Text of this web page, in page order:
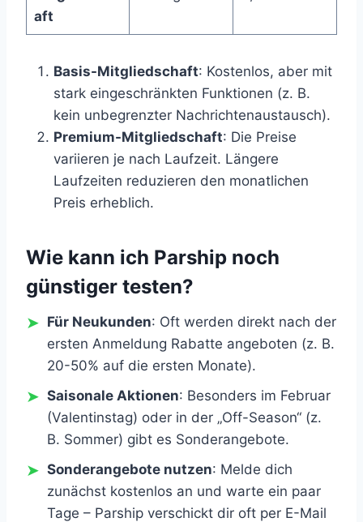
aft
Basis-Mitgliedschaft: Kostenlos, aber mit
stark eingeschränkten Funktionen (z. B.
kein unbegrenzter Nachrichtenaustausch).
Premium-Mitgliedschaft: Die Preise
variieren je nach Laufzeit. Längere
Laufzeiten reduzieren den monatlichen
Preis erheblich.
Wie kann ich Parship noch
günstiger testen?
Für Neukunden: Oft werden direkt nach der
ersten Anmeldung Rabatte angeboten (z. B.
20-50% auf die ersten Monate).
Saisonale Aktionen: Besonders im Februar
(Valentinstag) oder in der „Off-Season“ (z.
B. Sommer) gibt es Sonderangebote.
Sonderangebote nutzen: Melde dich
zunächst kostenlos an und warte ein paar
Tage – Parship verschickt dir oft per E-Mail